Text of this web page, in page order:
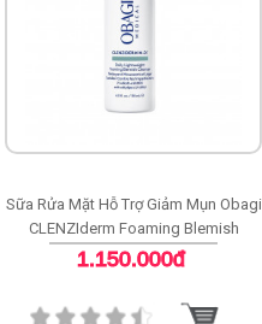
Sữa Rửa Mặt Hỗ Trợ Giảm Mụn Obagi
CLENZIderm Foaming Blemish
Cleanser
1.150.000đ